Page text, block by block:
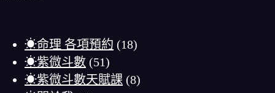
☀命理 各項預約 (18)
☀紫微斗數 (51)
☀紫微斗數天賦課 (8)